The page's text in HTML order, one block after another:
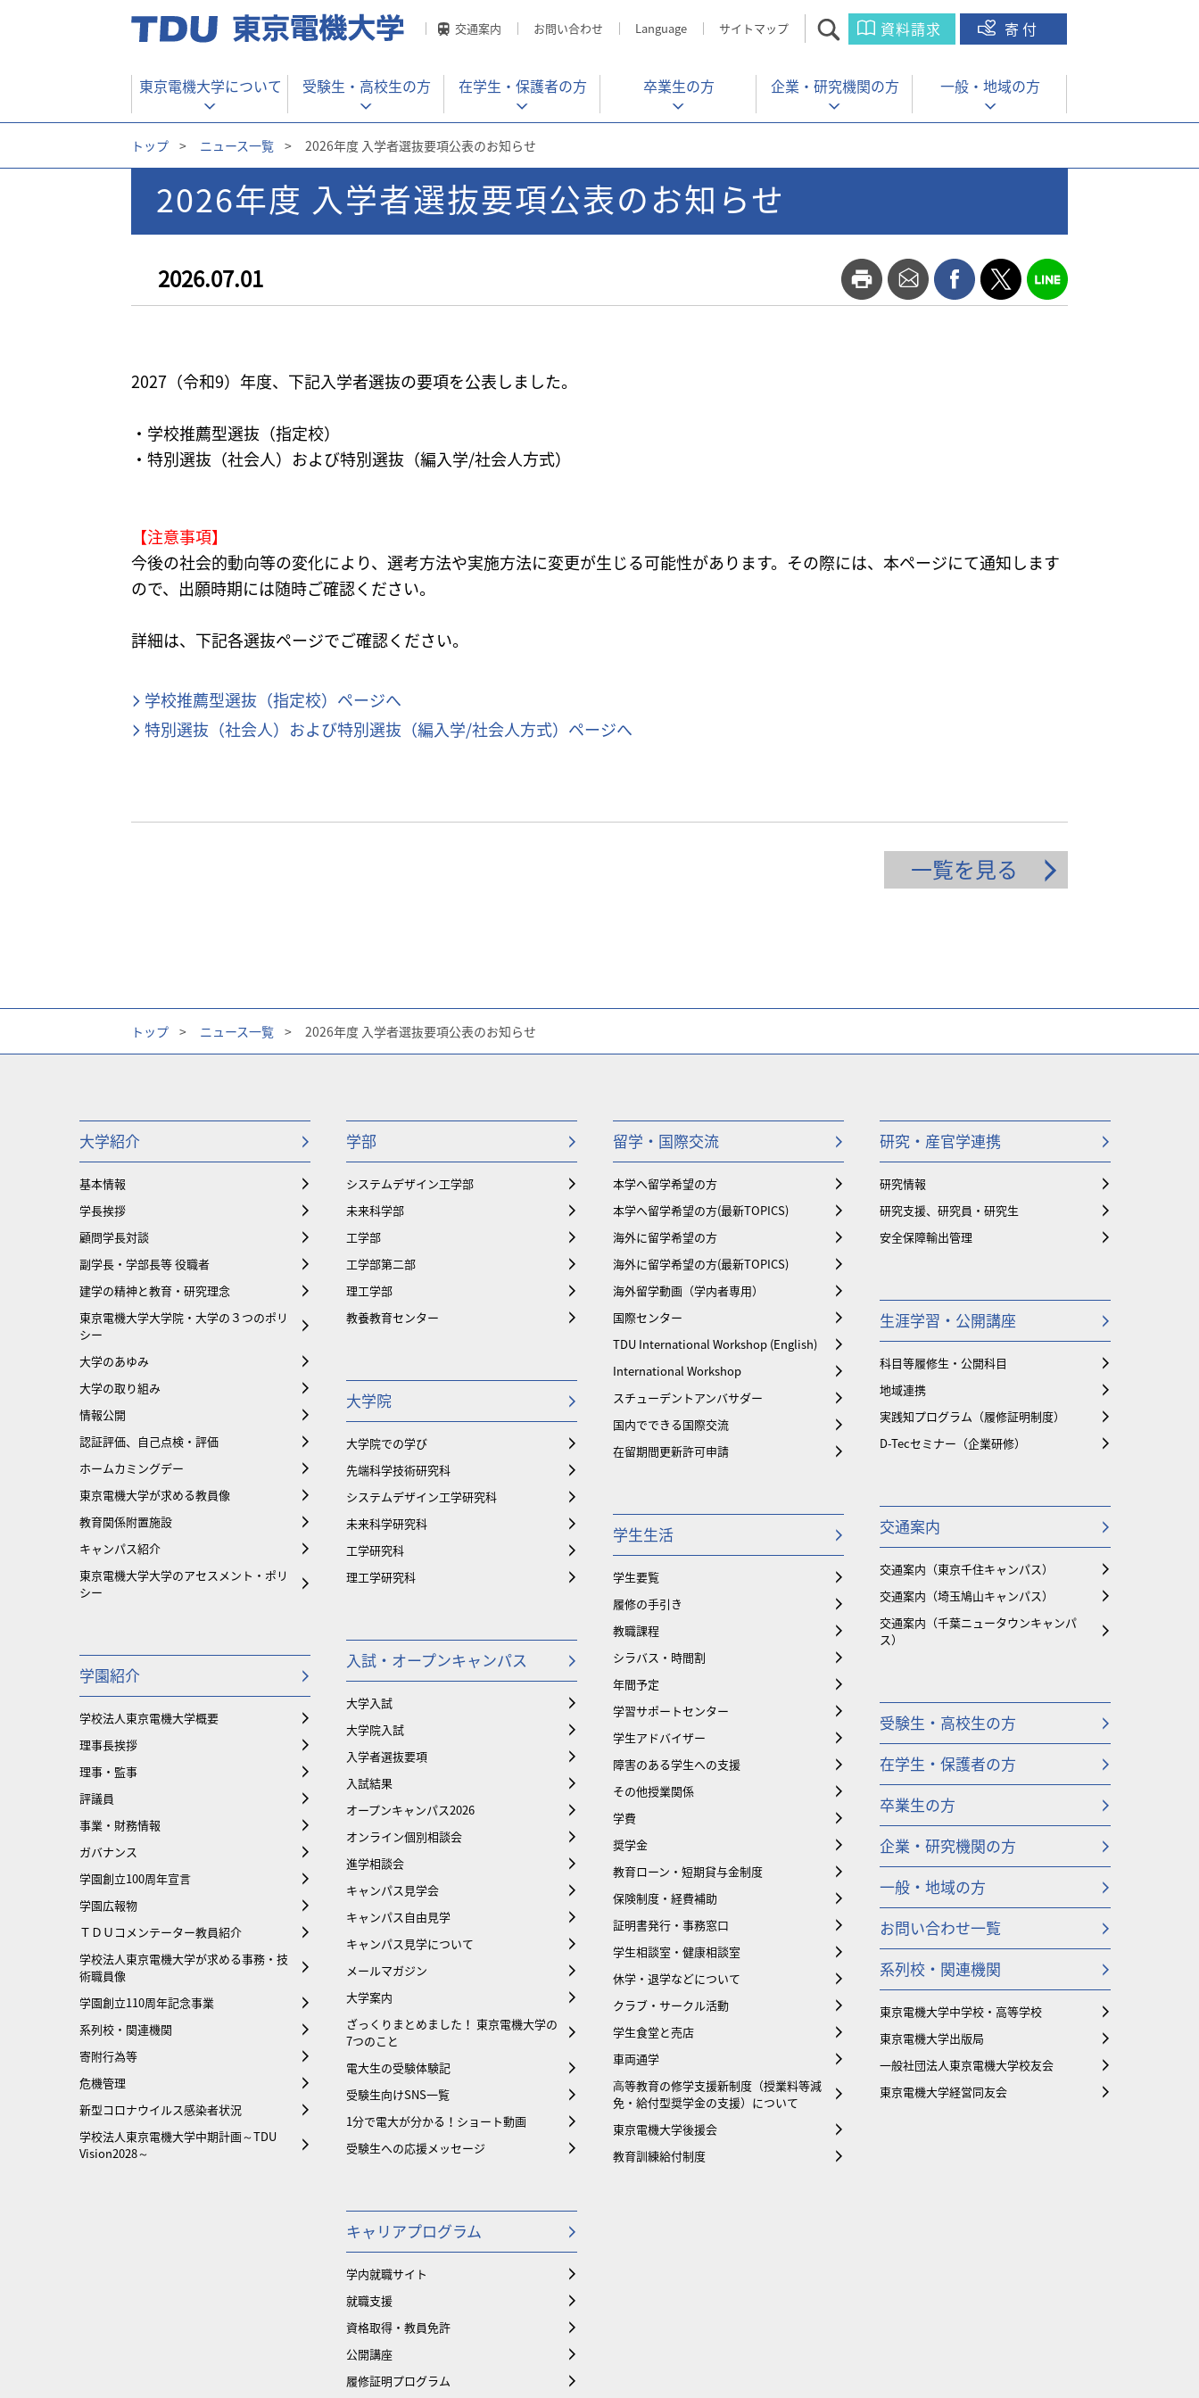
交通案内 お問い合わせ Language サイトマップ 資料請求 寄付
東京電機大学について 受験生・ 高校生の方 在学生・ 保護者の方 卒業生の方 企業・ 研究機関の方 一般・ 地域の方
トップ > ニュース一覧 > 2026年度 入学者選抜要項公表のお知らせ
2026年度 入学者選抜要項公表のお知らせ
2026.07.01
2027（令和9）年度、下記入学者選抜の要項を公表しました。
・学校推薦型選抜（指定校）
・特別選抜（社会人）および特別選抜（編入学/社会人方式）
【注意事項】
今後の社会的動向等の変化により、選考方法や実施方法に変更が生じる可能性があります。その際には、本ページにて通知します
ので、出願時期には随時ご確認ください。
詳細は、下記各選抜ページでご確認ください。
学校推薦型選抜（指定校）ページへ
特別選抜（社会人）および特別選抜（編入学/社会人方式）ページへ
一覧を見る
トップ > ニュース一覧 > 2026年度 入学者選抜要項公表のお知らせ
大学紹介
基本情報
学長挨拶
顧問学長対談
副学長・学部長等 役職者
建学の精神と教育・研究理念
東京電機大学大学院・大学の３つのポリ
シー
大学のあゆみ
大学の取り組み
情報公開
認証評価、自己点検・評価
ホームカミングデー
東京電機大学が求める教員像
教育関係附置施設
キャンパス紹介
東京電機大学大学のアセスメント・ポリ
シー
学園紹介
学校法人東京電機大学概要
理事長挨拶
理事・監事
評議員
事業・財務情報
ガバナンス
学園創立100周年宣言
学園広報物
ＴＤＵコメンテーター教員紹介
学校法人東京電機大学が求める事務・技
術職員像
学園創立110周年記念事業
系列校・関連機関
寄附行為等
危機管理
新型コロナウイルス感染者状況
学校法人東京電機大学中期計画～TDU
Vision2028～
学部
システムデザイン工学部
未来科学部
工学部
工学部第二部
理工学部
教養教育センター
大学院
大学院での学び
先端科学技術研究科
システムデザイン工学研究科
未来科学研究科
工学研究科
理工学研究科
入試・オープンキャンパス
大学入試
大学院入試
入学者選抜要項
入試結果
オープンキャンパス2026
オンライン個別相談会
進学相談会
キャンパス見学会
キャンパス自由見学
キャンパス見学について
メールマガジン
大学案内
ざっくりまとめました！ 東京電機大学の
7つのこと
電大生の受験体験記
受験生向けSNS一覧
1分で電大が分かる！ショート動画
受験生への応援メッセージ
キャリアプログラム
学内就職サイト
就職支援
資格取得・教員免許
公開講座
履修証明プログラム
留学・国際交流
本学へ留学希望の方
本学へ留学希望の方(最新TOPICS)
海外に留学希望の方
海外に留学希望の方(最新TOPICS)
海外留学動画（学内者専用）
国際センター
TDU International Workshop (English)
International Workshop
スチューデントアンバサダー
国内でできる国際交流
在留期間更新許可申請
学生生活
学生要覧
履修の手引き
教職課程
シラバス・時間割
年間予定
学習サポートセンター
学生アドバイザー
障害のある学生への支援
その他授業関係
学費
奨学金
教育ローン・短期貸与金制度
保険制度・経費補助
証明書発行・事務窓口
学生相談室・健康相談室
休学・退学などについて
クラブ・サークル活動
学生食堂と売店
車両通学
⾼等教育の修学支援新制度（授業料等減
免・給付型奨学金の支援）について
東京電機大学後援会
教育訓練給付制度
研究・産官学連携
研究情報
研究支援、研究員・研究生
安全保障輸出管理
生涯学習・公開講座
科目等履修生・公開科目
地域連携
実践知プログラム（履修証明制度）
D-Tecセミナー（企業研修）
交通案内
交通案内（東京千住キャンパス）
交通案内（埼玉鳩山キャンパス）
交通案内（千葉ニュータウンキャンパ
ス）
受験生・高校生の方
在学生・保護者の方
卒業生の方
企業・研究機関の方
一般・地域の方
お問い合わせ一覧
系列校・関連機関
東京電機大学中学校・高等学校
東京電機大学出版局
一般社団法人東京電機大学校友会
東京電機大学経営同友会